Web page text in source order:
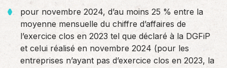
pour novembre 2024, d’au moins 25 % entre la
moyenne mensuelle du chiffre d’affaires de
l’exercice clos en 2023 tel que déclaré à la DGFiP
et celui réalisé en novembre 2024 (pour les
entreprises n’ayant pas d’exercice clos en 2023, la